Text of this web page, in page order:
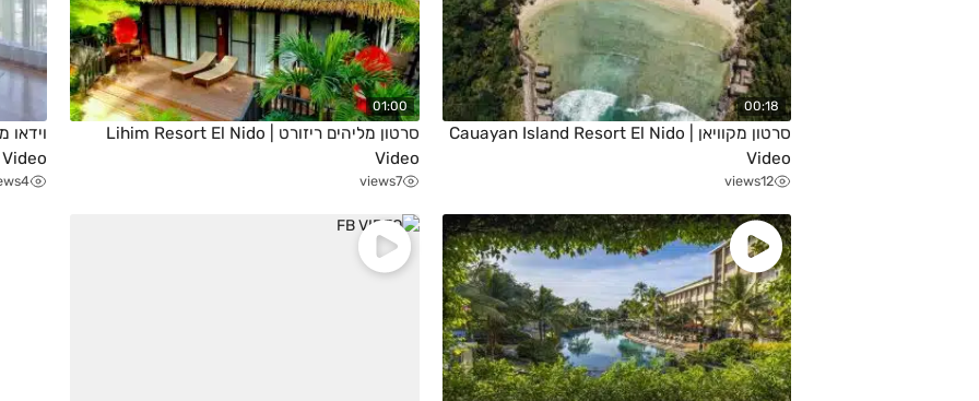
00:18
סרטון מקוויאן | Cauayan Island Resort El Nido
Video
12
views
01:00
סרטון מליהים ריזורט | Lihim Resort El Nido
Video
7
views
Video
4